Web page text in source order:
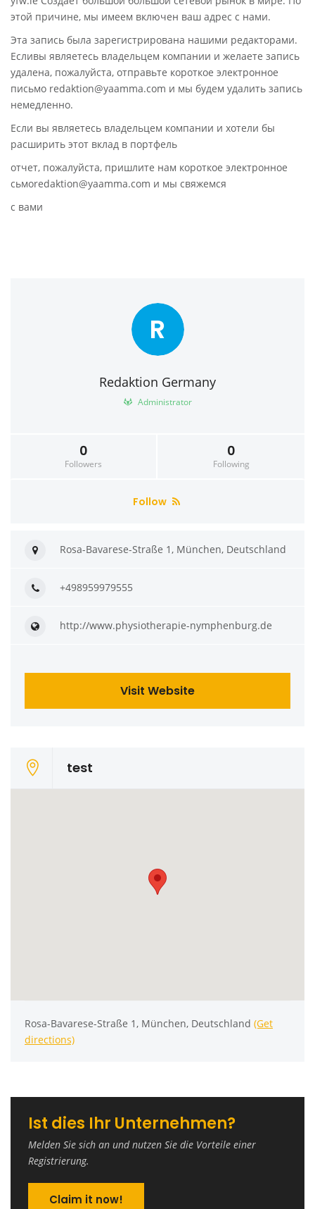
этой причине, мы имеем включен ваш адрес с нами.
Эта запись была зарегистрирована нашими редакторами.
Есливы являетесь владельцем компании и желаете запись
удалена, пожалуйста, отправьте короткое электронное
письмо redaktion@yaamma.com и мы будем удалить запись
немедленно.
Если вы являетесь владельцем компании и хотели бы
расширить этот вклад в портфель
отчет, пожалуйста, пришлите нам короткое электронное
сьмоredaktion@yaamma.com и мы свяжемся
с вами
R
Redaktion Germany
Administrator
0
Followers
0
Following
Follow
Rosa-Bavarese-Straße 1, München, Deutschland
+498959979555
http://www.physiotherapie-nymphenburg.de
Visit Website
test
Rosa-Bavarese-Straße 1, München, Deutschland (Get
directions)
Ist dies Ihr Unternehmen?
Melden Sie sich an und nutzen Sie die Vorteile einer
Registrierung.
Claim it now!